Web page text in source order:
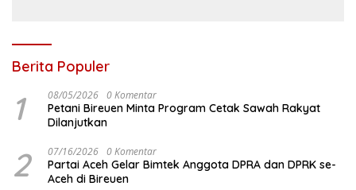
Berita Populer
1 08/05/2026 0 Komentar
Petani Bireuen Minta Program Cetak Sawah Rakyat
Dilanjutkan
2 07/16/2026 0 Komentar
Partai Aceh Gelar Bimtek Anggota DPRA dan DPRK se-
Aceh di Bireuen